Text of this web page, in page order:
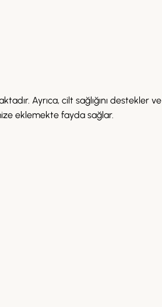
Ayrıca, cilt sağlığını destekler ve
eklemekte fayda sağlar.